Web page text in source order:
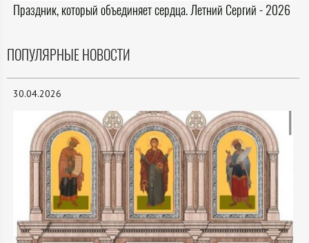
Праздник, который объединяет сердца. Летний Сергий - 2026
ПОПУЛЯРНЫЕ НОВОСТИ
30.04.2026